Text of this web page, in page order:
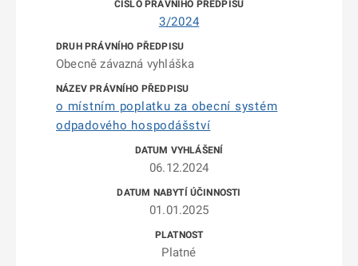
3/2024
Obecně závazná vyhláška
o místním poplatku za obecní systém
odpadového hospodášství
06.12.2024
01.01.2025
Platné